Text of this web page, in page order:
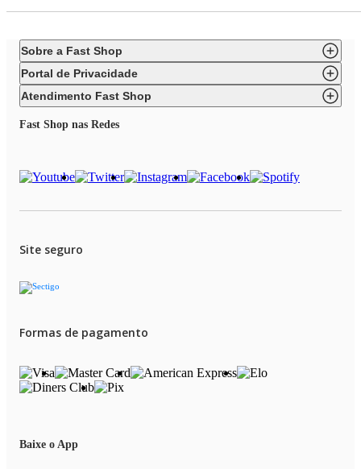
Sobre a Fast Shop
Portal de Privacidade
Atendimento Fast Shop
Fast Shop nas Redes
Site seguro
Formas de pagamento
Baixe o App